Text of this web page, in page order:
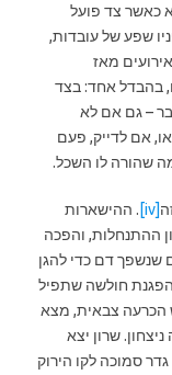
כאשר צד פועל
שפע של עובדות,
מאז
בהבדל אחד: בצד
– גם אם לא
אם לדייק, פעם
שהורה לו השכל.
[iv]
. ההישארות
ההתנחלות, והפכה
שנשפך דם כדי להגן
הפגנת חולשה שתפיל
הכרעה צבאית, מצא
שרון יצא
סמוכה לקו הירוק